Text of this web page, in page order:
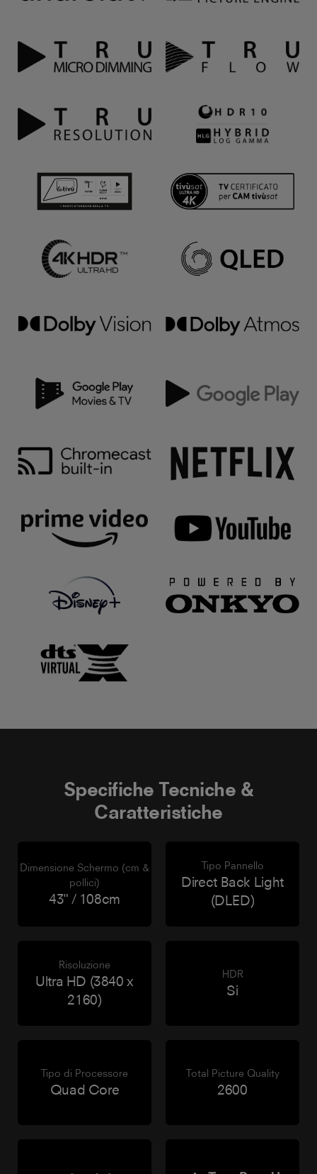
Specifiche Tecniche &
Caratteristiche
Dimensione Schermo (cm &
pollici)
43" / 108cm
Tipo Pannello
Direct Back Light
(DLED)
Risoluzione
Ultra HD (3840 x
2160)
HDR
Si
Tipo di Processore
Quad Core
Total Picture Quality
2600